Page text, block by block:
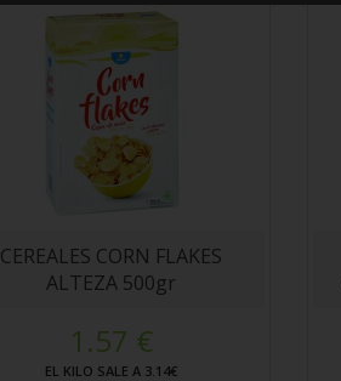
CEREALES CORN FLAKES
ALTEZA 500gr
1.57 €
EL KILO SALE A 3.14€